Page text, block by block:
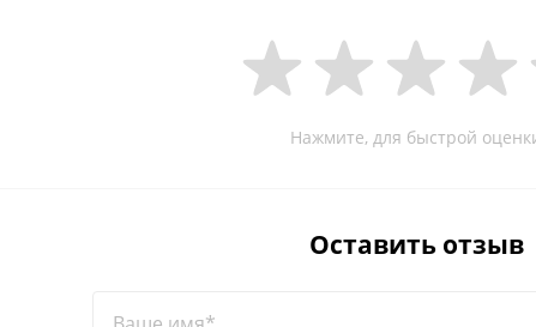
Нажмите, для быстрой
Оставить отзыв